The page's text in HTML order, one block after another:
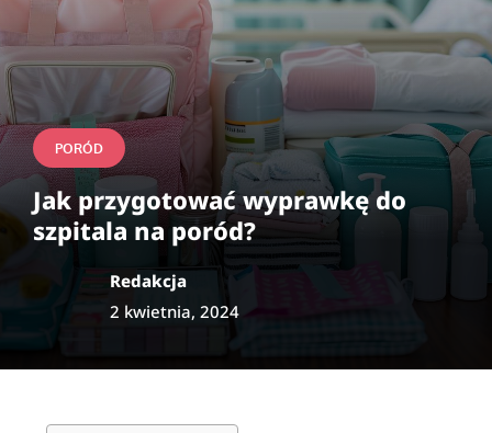
PORÓD
Jak przygotować wyprawkę do
szpitala na poród?
Redakcja
2 kwietnia, 2024